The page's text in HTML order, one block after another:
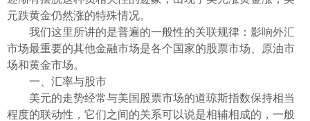
元跌黄金仍然涨的特殊情况。
我们这里所讲的是普遍的一般性的关联规律：影响外汇
市场最重要的其他金融市场是各个国家的股票市场、原油市
场和黄金市场。
一、汇率与股市
美元的走势经常与美国股票市场的道琼斯指数保持相当
程度的联动性，它们之间的关系可以说是相辅相成的，一般